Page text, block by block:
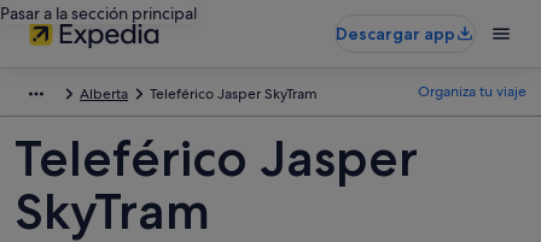
Pasar a la sección principal
Descargar app
Alberta Teleférico Jasper SkyTram Organiza tu viaje
Teleférico Jasper
SkyTram